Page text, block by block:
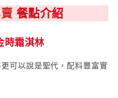
餐點介紹
時霜淇林
可以說是聖代，配料豐富實